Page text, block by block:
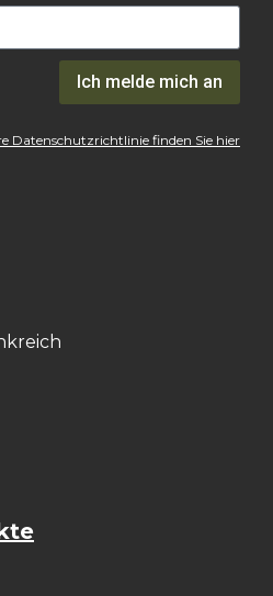
Ich melde mich an
Datenschutzrichtlinie finden Sie hier